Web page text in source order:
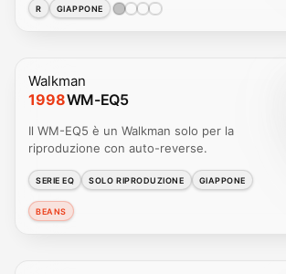
R GIAPPONE
Walkman
1998WM-EQ5
Il WM-EQ5 è un Walkman solo per la
riproduzione con auto-reverse.
SERIE EQ SOLO RIPRODUZIONE GIAPPONE
BEANS